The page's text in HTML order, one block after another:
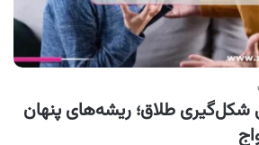
شکل‌گیری طلاق؛ ریشه‌های پنهان